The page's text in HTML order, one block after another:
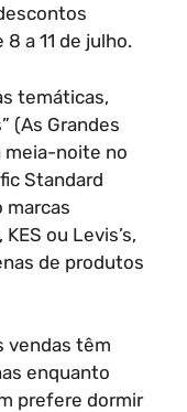
a 11 de julho.
temáticas,
(As Grandes
meia-noite no
Standard
marcas
ou Levis’s,
de produtos
vendas têm
enquanto
prefere dormir